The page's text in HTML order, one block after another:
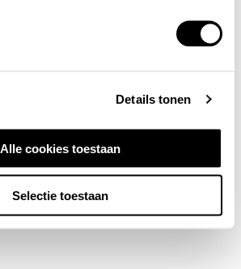
Details tonen
Alle cookies toestaan
Selectie toestaan